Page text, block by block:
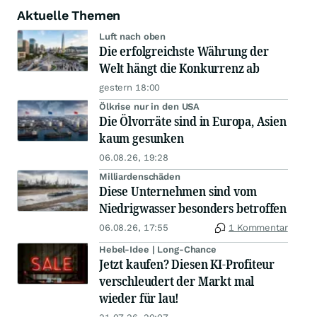
Aktuelle Themen
Luft nach oben
Die erfolgreichste Währung der
Welt hängt die Konkurrenz ab
gestern 18:00
Ölkrise nur in den USA
Die Ölvorräte sind in Europa, Asien
kaum gesunken
06.08.26, 19:28
Milliardenschäden
Diese Unternehmen sind vom
Niedrigwasser besonders betroffen
06.08.26, 17:55 1 Kommentar
Hebel-Idee | Long-Chance
Jetzt kaufen? Diesen KI-Profiteur
verschleudert der Markt mal
wieder für lau!